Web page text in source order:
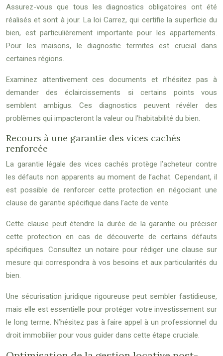
Assurez-vous que tous les diagnostics obligatoires ont été
réalisés et sont à jour. La loi Carrez, qui certifie la superficie du
bien, est particulièrement importante pour les appartements.
Pour les maisons, le diagnostic termites est crucial dans
certaines régions.
Examinez attentivement ces documents et n’hésitez pas à
demander des éclaircissements si certains points vous
semblent ambigus. Ces diagnostics peuvent révéler des
problèmes qui impacteront la valeur ou l’habitabilité du bien.
Recours à une garantie des vices cachés
renforcée
La garantie légale des vices cachés protège l’acheteur contre
les défauts non apparents au moment de l’achat. Cependant, il
est possible de renforcer cette protection en négociant une
clause de garantie spécifique dans l’acte de vente.
Cette clause peut étendre la durée de la garantie ou préciser
cette protection en cas de découverte de certains défauts
spécifiques. Consultez un notaire pour rédiger une clause sur
mesure qui correspondra à vos besoins et aux particularités du
bien.
Une sécurisation juridique rigoureuse peut sembler fastidieuse,
mais elle est essentielle pour protéger votre investissement sur
le long terme. N’hésitez pas à faire appel à un professionnel du
droit immobilier pour vous guider dans cette étape cruciale.